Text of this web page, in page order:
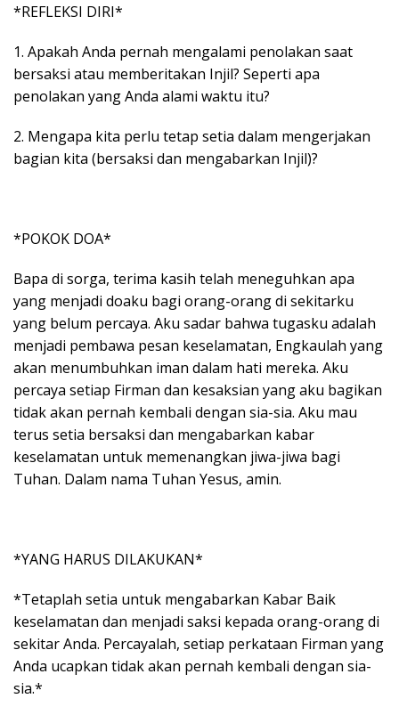
*REFLEKSI DIRI*
1. Apakah Anda pernah mengalami penolakan saat
bersaksi atau memberitakan Injil? Seperti apa
penolakan yang Anda alami waktu itu?
2. Mengapa kita perlu tetap setia dalam mengerjakan
bagian kita (bersaksi dan mengabarkan Injil)?
*POKOK DOA*
Bapa di sorga, terima kasih telah meneguhkan apa
yang menjadi doaku bagi orang-orang di sekitarku
yang belum percaya. Aku sadar bahwa tugasku adalah
menjadi pembawa pesan keselamatan, Engkaulah yang
akan menumbuhkan iman dalam hati mereka. Aku
percaya setiap Firman dan kesaksian yang aku bagikan
tidak akan pernah kembali dengan sia-sia. Aku mau
terus setia bersaksi dan mengabarkan kabar
keselamatan untuk memenangkan jiwa-jiwa bagi
Tuhan. Dalam nama Tuhan Yesus, amin.
*YANG HARUS DILAKUKAN*
*Tetaplah setia untuk mengabarkan Kabar Baik
keselamatan dan menjadi saksi kepada orang-orang di
sekitar Anda. Percayalah, setiap perkataan Firman yang
Anda ucapkan tidak akan pernah kembali dengan sia-
sia.*